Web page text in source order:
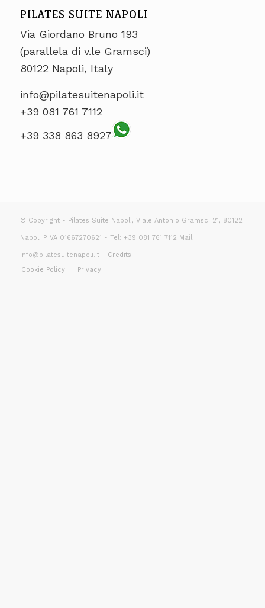
PILATES SUITE NAPOLI
Via Giordano Bruno 193
(parallela di v.le Gramsci)
80122 Napoli, Italy
info@pilatesuitenapoli.it
+39 081 761 7112
+39 338 863 8927
© Copyright - Pilates Suite Napoli, Viale Antonio Gramsci 21, 80122
Napoli P.IVA 01667270621 - Tel: +39 081 761 7112 Mail:
info@pilatesuitenapoli.it - Credits
Cookie Policy
Privacy